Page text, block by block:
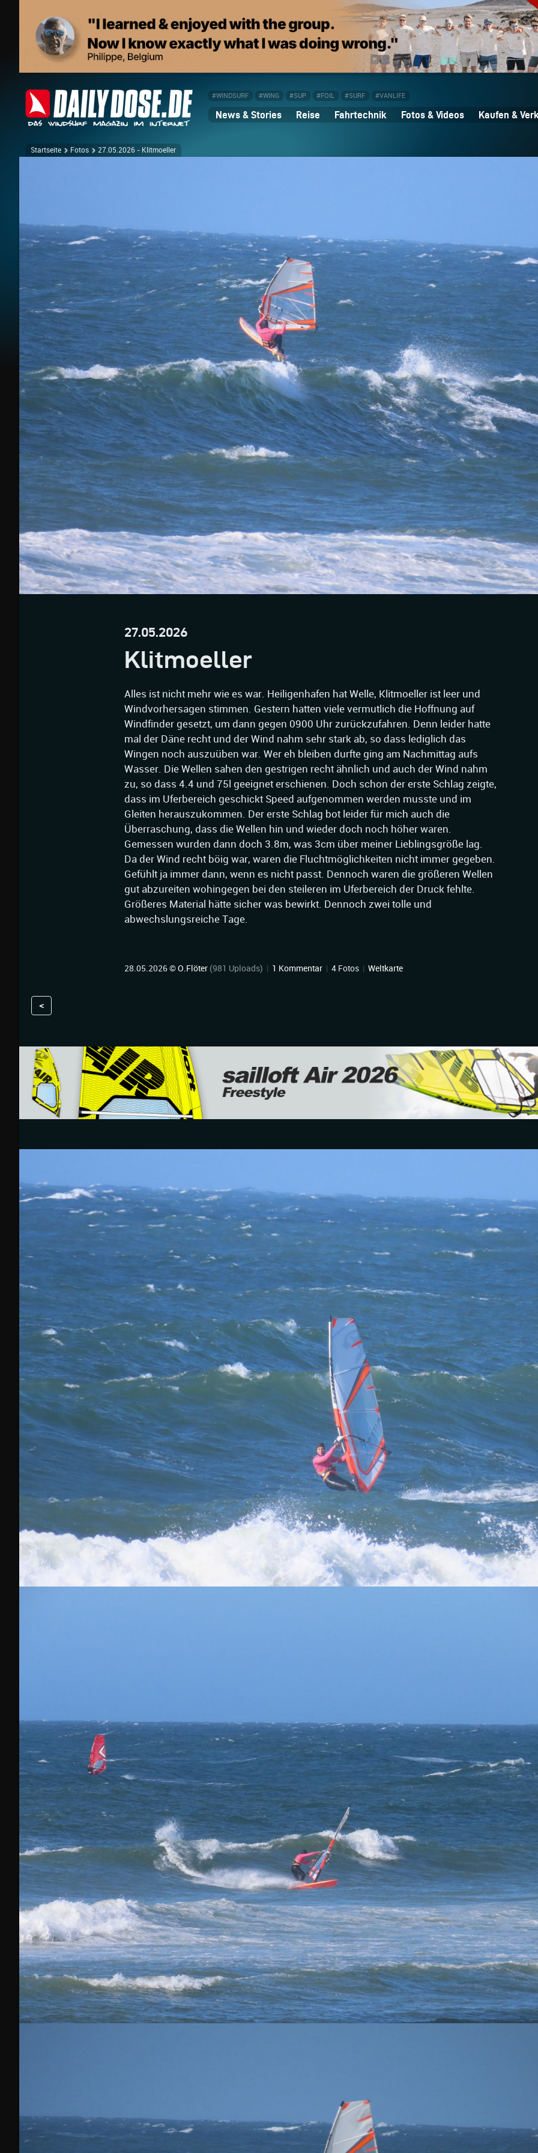
#WINDSURF #WING #SUP #FOIL #SURF #VANLIFE
News & Stories Reise Fahrtechnik Fotos & Videos Kaufen &
Startseite Fotos 27.05.2026 - Klitmoeller
27.05.2026
Klitmoeller
Alles ist nicht mehr wie es war. Heiligenhafen hat Welle, Klitmoeller ist leer und
Windvorhersagen stimmen. Gestern hatten viele vermutlich die Hoffnung auf
Windfinder gesetzt, um dann gegen 0900 Uhr zurückzufahren. Denn leider hatte
mal der Däne recht und der Wind nahm sehr stark ab, so dass lediglich das
Wingen noch auszuüben war. Wer eh bleiben durfte ging am Nachmittag aufs
Wasser. Die Wellen sahen den gestrigen recht ähnlich und auch der Wind nahm
zu, so dass 4.4 und 75l geeignet erschienen. Doch schon der erste Schlag zeigte,
dass im Uferbereich geschickt Speed aufgenommen werden musste und im
Gleiten herauszukommen. Der erste Schlag bot leider für mich auch die
Überraschung, dass die Wellen hin und wieder doch noch höher waren.
Gemessen wurden dann doch 3.8m, was 3cm über meiner Lieblingsgröße lag.
Da der Wind recht böig war, waren die Fluchtmöglichkeiten nicht immer gegeben.
Gefühlt ja immer dann, wenn es nicht passt. Dennoch waren die größeren Wellen
gut abzureiten wohingegen bei den steileren im Uferbereich der Druck fehlte.
Größeres Material hätte sicher was bewirkt. Dennoch zwei tolle und
abwechslungsreiche Tage.
28.05.2026 ©O.Flöter (981 Uploads) | 1 Kommentar | 4 Fotos | Weltkarte
<